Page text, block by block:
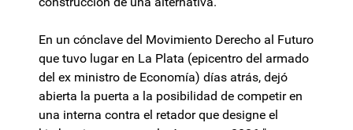
En un cónclave del Movimiento Derecho al Futuro
que tuvo lugar en La Plata (epicentro del armado
del ex ministro de Economía) días atrás, dejó
abierta la puerta a la posibilidad de competir en
una interna contra el retador que designe el